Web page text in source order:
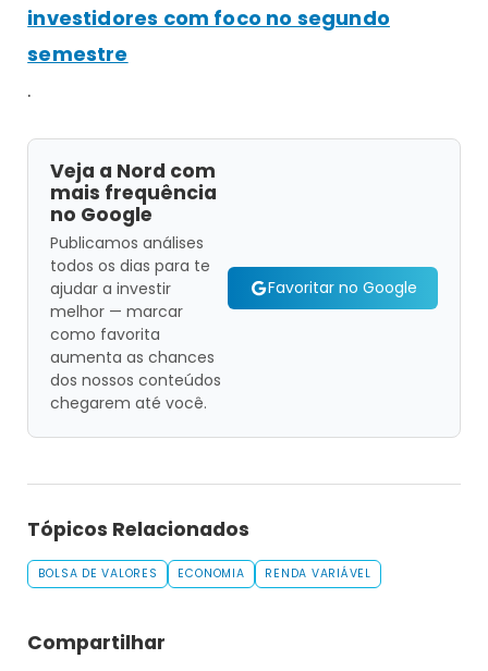
investidores com foco no segundo
semestre
.
Veja a Nord com
mais frequência
no Google
Publicamos análises
todos os dias para te
ajudar a investir
melhor — marcar
como favorita
aumenta as chances
dos nossos conteúdos
chegarem até você.
Favoritar no Google
Tópicos Relacionados
BOLSA DE VALORES ECONOMIA RENDA VARIÁVEL
Compartilhar